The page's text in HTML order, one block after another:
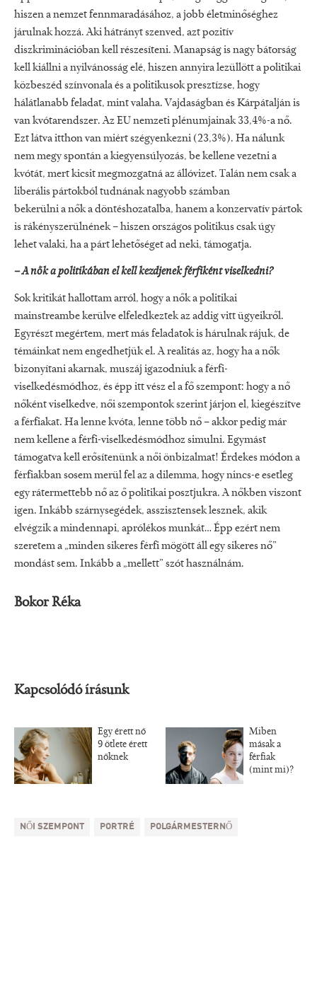
hiszen a nemzet fennmaradásához, a jobb életminőséghez
járulnak hozzá. Aki hátrányt szenved, azt pozitív
diszkriminációban kell részesíteni. Manapság is nagy bátorság
kell kiállni a nyilvánosság elé, hiszen annyira lezüllött a politikai
közbeszéd színvonala és a politikusok presztízse, hogy
hálátlanabb feladat, mint valaha. Vajdaságban és Kárpátalján is
van kvótarendszer. Az EU nemzeti plénumjainak 33,4%-a nő.
Ezt látva itthon van miért szégyenkezni (23,3%). Ha nálunk
nem megy spontán a kiegyensúlyozás, be kellene vezetni a
kvótát, mert kicsit megmozgatná az állóvizet. Talán nem csak a
liberális pártokból tudnának nagyobb számban
bekerülni a nők a döntéshozatalba, hanem a konzervatív pártok
is rákényszerülnének – hiszen országos politikus csak úgy
lehet valaki, ha a párt lehetőséget ad neki, támogatja.
– A nők a politikában el kell kezdjenek férfiként viselkedni?
Sok kritikát hallottam arról, hogy a nők a politikai
mainstreambe kerülve elfeledkeztek az addig vitt ügyeikről.
Egyrészt megértem, mert más feladatok is hárulnak rájuk, de
témáinkat nem engedhetjük el. A realitás az, hogy ha a nők
bizonyítani akarnak, muszáj igazodniuk a férfi-
viselkedésmódhoz, és épp itt vész el a fő szempont: hogy a nő
nőként viselkedve, női szempontok szerint járjon el, kiegészítve
a férfiakat. Ha lenne kvóta, lenne több nő – akkor pedig már
nem kellene a férfi-viselkedésmódhoz simulni. Egymást
támogatva kell erősítenünk a női önbizalmat! Érdekes módon a
férfiakban sosem merül fel az a dilemma, hogy nincs-e esetleg
egy rátermettebb nő az ő politikai posztjukra. A nőkben viszont
igen. Inkább szárnysegédek, asszisztensek lesznek, akik
elvégzik a mindennapi, aprólékos munkát… Épp ezért nem
szeretem a „minden sikeres férfi mögött áll egy sikeres nő”
mondást sem. Inkább a „mellett” szót használnám.
Bokor Réka
Kapcsolódó írásunk
Egy érett nő
9 ötlete érett
nőknek
Miben
másak a
férfiak
(mint mi)?
NŐI SZEMPONT PORTRÉ POLGÁRMESTERNŐ